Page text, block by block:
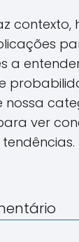
contexto,
a
nossa
ver